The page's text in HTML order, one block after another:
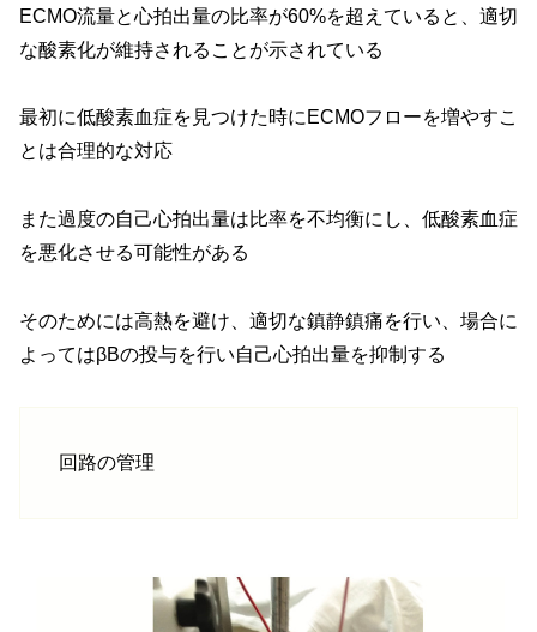
ECMO流量と心拍出量の比率が60%を超えていると、適切
な酸素化が維持されることが示されている
最初に低酸素血症を見つけた時にECMOフローを増やすこ
とは合理的な対応
また過度の自己心拍出量は比率を不均衡にし、低酸素血症
を悪化させる可能性がある
そのためには高熱を避け、適切な鎮静鎮痛を行い、場合に
よってはβBの投与を行い自己心拍出量を抑制する
回路の管理